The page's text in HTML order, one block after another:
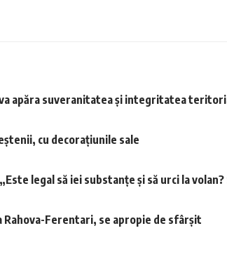
apăra suveranitatea și integritatea
cu decorațiunile sale
legal să iei substanțe și să urci la
Ferentari, se apropie de sfârșit